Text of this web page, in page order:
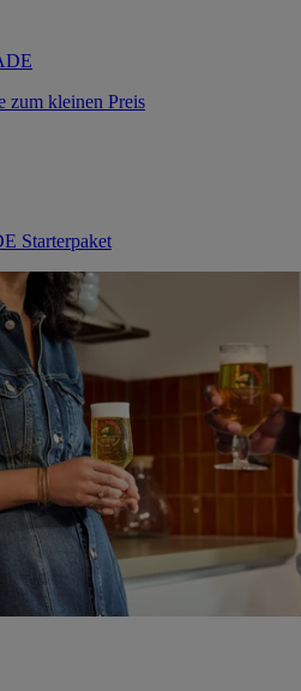
zum kleinen Preis
Starterpaket